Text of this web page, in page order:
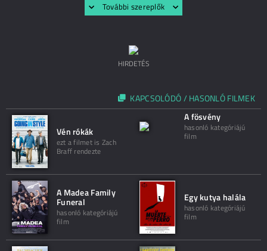
További szereplők
HIRDETÉS
KAPCSOLÓDÓ / HASONLÓ FILMEK
Vén rókák
ezt a filmet is Zach
Braff rendezte
A fösvény
hasonló kategóriájú
film
A Madea Family
Funeral
hasonló kategóriájú
film
Egy kutya halála
hasonló kategóriájú
film